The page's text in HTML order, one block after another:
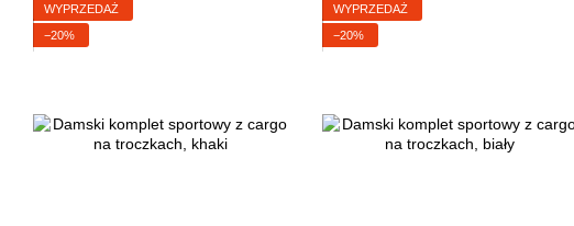
WYPRZEDAŻ
−20%
WYPRZEDAŻ
−20%